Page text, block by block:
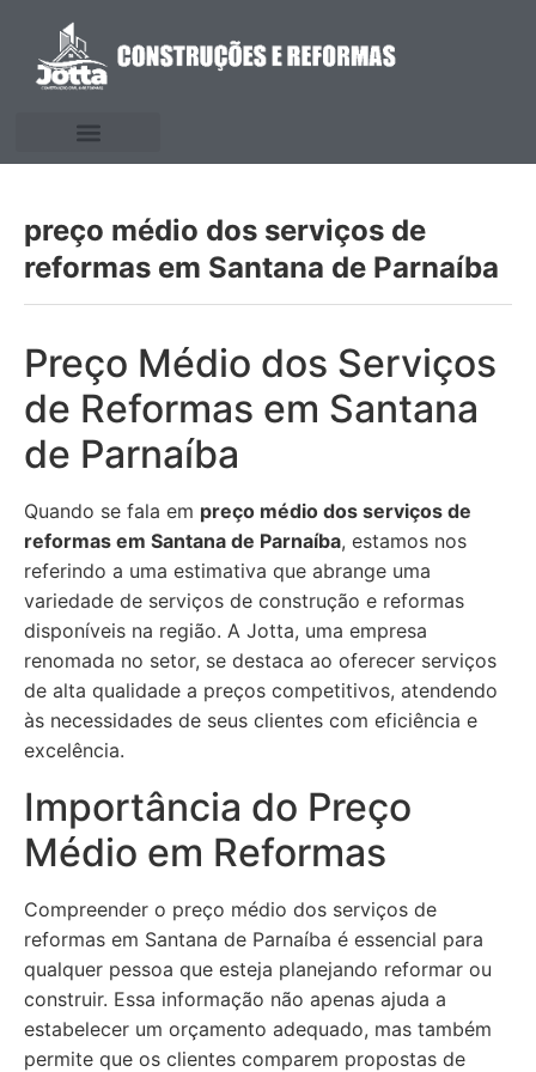
preço médio dos serviços de
reformas em Santana de Parnaíba
Preço Médio dos Serviços
de Reformas em Santana
de Parnaíba
Quando se fala em preço médio dos serviços de
reformas em Santana de Parnaíba, estamos nos
referindo a uma estimativa que abrange uma
variedade de serviços de construção e reformas
disponíveis na região. A Jotta, uma empresa
renomada no setor, se destaca ao oferecer serviços
de alta qualidade a preços competitivos, atendendo
às necessidades de seus clientes com eficiência e
excelência.
Importância do Preço
Médio em Reformas
Compreender o preço médio dos serviços de
reformas em Santana de Parnaíba é essencial para
qualquer pessoa que esteja planejando reformar ou
construir. Essa informação não apenas ajuda a
estabelecer um orçamento adequado, mas também
permite que os clientes comparem propostas de